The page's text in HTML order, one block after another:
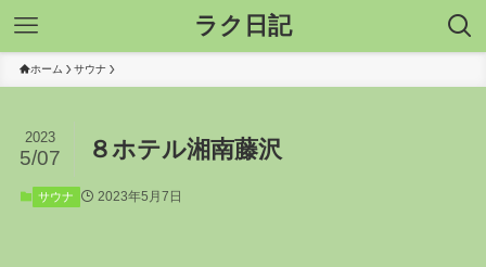
ラク日記
ホーム サウナ
８ホテル湘南藤沢
2023
5/07
サウナ 2023年5月7日